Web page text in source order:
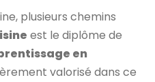
plusieurs chemins
est le diplôme de
en
valorisé dans ce